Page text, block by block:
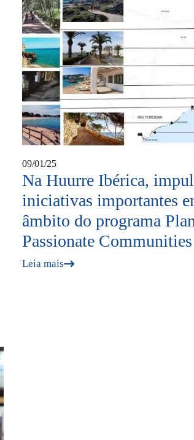
09/01/25
Na Huurre Ibérica,
iniciativas importantes
âmbito do programa
Passionate
Leia mais